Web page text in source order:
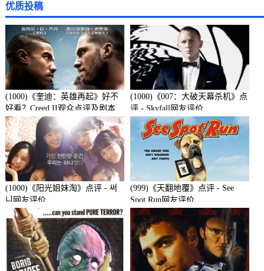
优质投稿
(1000)《奎迪：英雄再起》好不
好看？Creed II观众点评及剧本
(1000)《007：大破天幕杀机》点
评 - Skyfall网友评价
(1000)《阳光姐妹淘》点评 - 써
니网友评价
(999)《天翻地覆》点评 - See
Spot Run网友评价